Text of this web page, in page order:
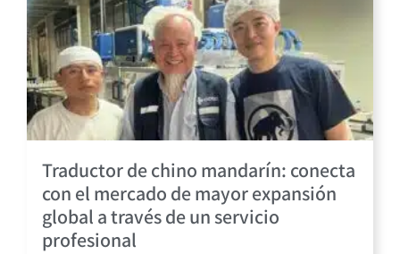
Traductor de chino mandarín: conecta
con el mercado de mayor expansión
global a través de un servicio
profesional